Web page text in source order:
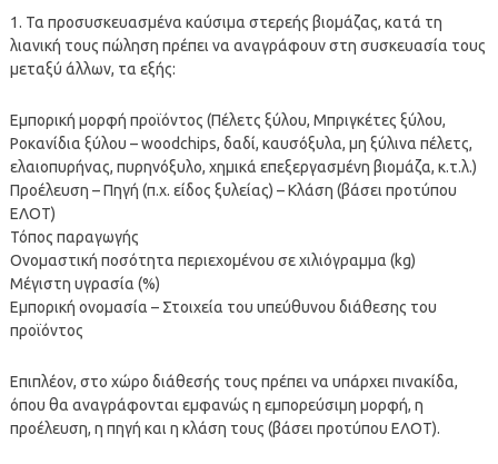
1. Τα προσυσκευασμένα καύσιμα στερεής βιομάζας, κατά τη
λιανική τους πώληση πρέπει να αναγράφουν στη συσκευασία τους
μεταξύ άλλων, τα εξής:
Εμπορική μορφή προϊόντος (Πέλετς ξύλου, Μπριγκέτες ξύλου,
Ροκανίδια ξύλου – woodchips, δαδί, καυσόξυλα, μη ξύλινα πέλετς,
ελαιοπυρήνας, πυρηνόξυλο, χημικά επεξεργασμένη βιομάζα, κ.τ.λ.)
Προέλευση – Πηγή (π.χ. είδος ξυλείας) – Κλάση (βάσει προτύπου
ΕΛΟΤ)
Τόπος παραγωγής
Ονομαστική ποσότητα περιεχομένου σε χιλιόγραμμα (kg)
Μέγιστη υγρασία (%)
Εμπορική ονομασία – Στοιχεία του υπεύθυνου διάθεσης του
προϊόντος
Επιπλέον, στο χώρο διάθεσής τους πρέπει να υπάρχει πινακίδα,
όπου θα αναγράφονται εμφανώς η εμπορεύσιμη μορφή, η
προέλευση, η πηγή και η κλάση τους (βάσει προτύπου ΕΛΟΤ).